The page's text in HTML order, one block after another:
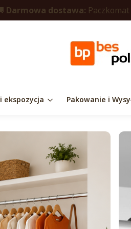
Darmowa dostawa:
ekspozycja Pakowanie i